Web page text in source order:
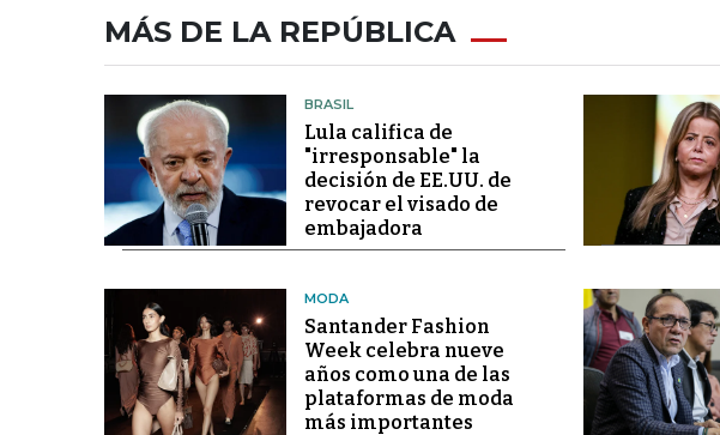
MÁS DE LA REPÚBLICA
BRASIL
Lula califica de
"irresponsable" la
decisión de EE.UU. de
revocar el visado de
embajadora
MODA
Santander Fashion
Week celebra nueve
años como una de las
plataformas de moda
más importantes